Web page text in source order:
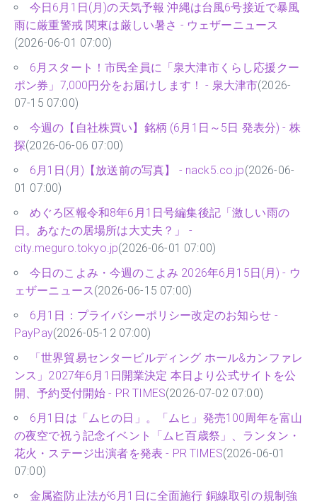
今日6月1日(月)の天気予報 沖縄は台風6号接近で暴風
雨に厳重警戒 関東は厳しい暑さ - ウェザーニュース
(2026-06-01 07:00)
6月スタート！市民全員に「泉大津市くらし応援クー
ポン券」7,000円分をお届けします！ - 泉大津市(2026-
07-15 07:00)
今週の【自社株買い】銘柄 (6月1日～5日 発表分) - 株
探(2026-06-06 07:00)
6月1日(月)【放送前の写真】 - nack5.co.jp(2026-06-
01 07:00)
めぐろ区報令和8年6月1日号編集後記「激しい雨の
日。あなたの居場所は大丈夫？」 -
city.meguro.tokyo.jp(2026-06-01 07:00)
今日のこよみ・今週のこよみ 2026年6月15日(月) - ウ
ェザーニュース(2026-06-15 07:00)
6月1日：プライバシーポリシー改定のお知らせ -
PayPay(2026-05-12 07:00)
「世界貿易センタービルディング ホール&カンファレ
ンス」2027年6月1日開業決定 本日より公式サイトを公
開、予約受付開始 - PR TIMES(2026-07-02 07:00)
6月1日は「ムヒの日」。「ムヒ」発売100周年を富山
の夜空で祝う記念イベント「ムヒ百歳祭」、ランタン・
花火・ステージ出演者を発表 - PR TIMES(2026-06-01
07:00)
金属盗防止法が6月1日に全面施行 銅線取引の規制強